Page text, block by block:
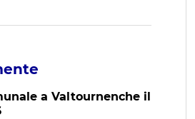
a Valtournenche il